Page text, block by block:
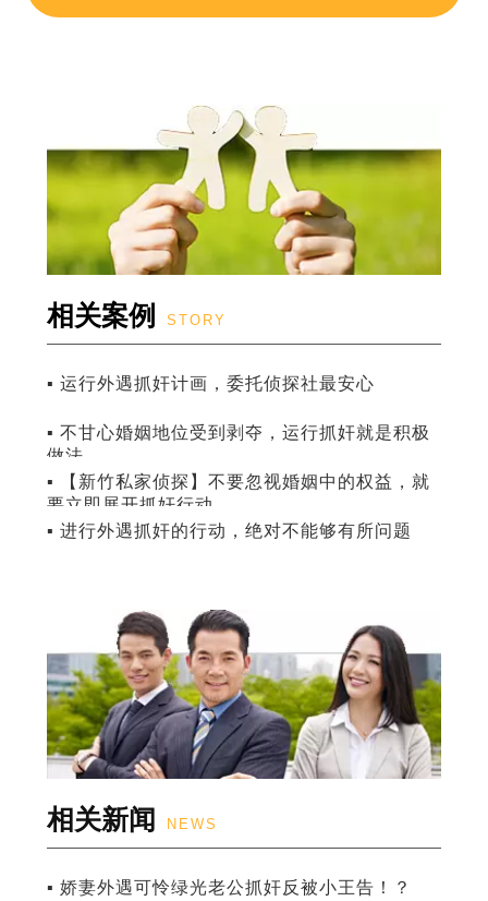
相关案例 STORY
▪ 运行外遇抓奸计画，委托侦探社最安心
▪ 不甘心婚姻地位受到剥夺，运行抓奸就是积极
做法
▪ 【新竹私家侦探】不要忽视婚姻中的权益，就
要立即展开抓奸行动
▪ 进行外遇抓奸的行动，绝对不能够有所问题
相关新闻 NEWS
▪ 娇妻外遇可怜绿光老公抓奸反被小王告！？